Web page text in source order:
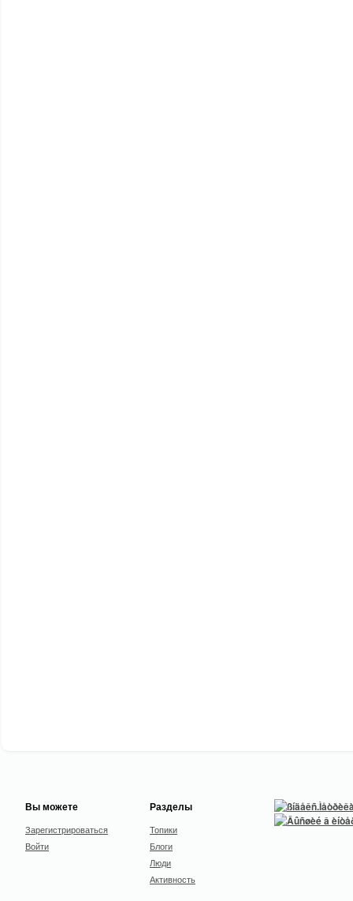
Вы можете
Зарегистрироваться
Войти
Разделы
Топики
Блоги
Люди
Активность